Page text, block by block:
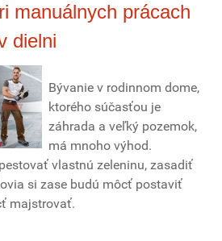
manuálnych prácach
dielni
Bývanie v rodinnom dome,
ktorého súčasťou je
záhrada a veľký pozemok,
má mnoho výhod.
vlastnú zeleninu, zasadiť
si zase budú môcť postaviť
majstrovať.